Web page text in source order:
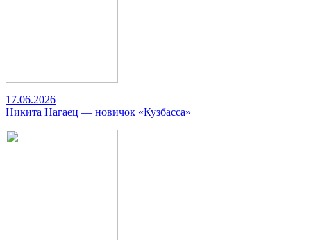
17.06.2026
Никита Нагаец — новичок «Кузбасса»